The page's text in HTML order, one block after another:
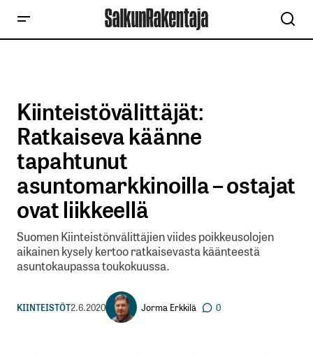
Kiinteistövälittäjät:
Ratkaiseva käänne
tapahtunut
asuntomarkkinoilla – ostajat
ovat liikkeellä
Suomen Kiinteistönvälittäjien viides poikkeusolojen
aikainen kysely kertoo ratkaisevasta käänteestä
asuntokaupassa toukokuussa.
KIINTEISTÖT2.6.2020 Jorma Erkkilä 0